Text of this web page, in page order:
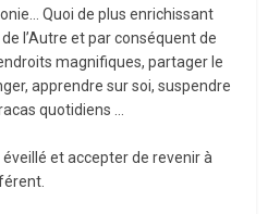
Quoi de plus enrichissant
l’Autre et par conséquent de
magnifiques, partager le
apprendre sur soi, suspendre
quotidiens …
éveillé et accepter de revenir à